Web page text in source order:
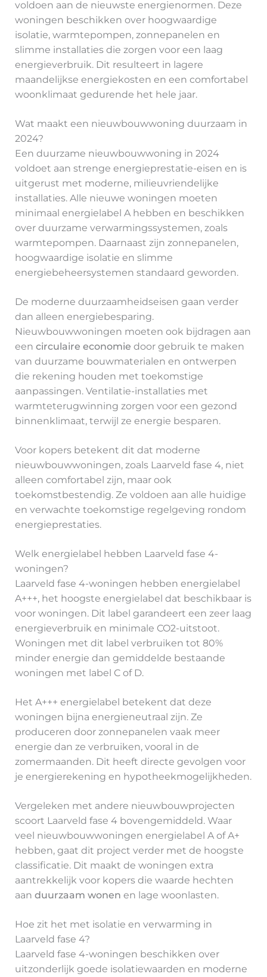
voldoen aan de nieuwste energienormen. Deze
woningen beschikken over hoogwaardige
isolatie, warmtepompen, zonnepanelen en
slimme installaties die zorgen voor een laag
energieverbruik. Dit resulteert in lagere
maandelijkse energiekosten en een comfortabel
woonklimaat gedurende het hele jaar.
Wat maakt een nieuwbouwwoning duurzaam in
2024?
Een duurzame nieuwbouwwoning in 2024
voldoet aan strenge energieprestatie-eisen en is
uitgerust met moderne, milieuvriendelijke
installaties. Alle nieuwe woningen moeten
minimaal energielabel A hebben en beschikken
over duurzame verwarmingssystemen, zoals
warmtepompen. Daarnaast zijn zonnepanelen,
hoogwaardige isolatie en slimme
energiebeheersystemen standaard geworden.
De moderne duurzaamheidseisen gaan verder
dan alleen energiebesparing.
Nieuwbouwwoningen moeten ook bijdragen aan
een circulaire economie door gebruik te maken
van duurzame bouwmaterialen en ontwerpen
die rekening houden met toekomstige
aanpassingen. Ventilatie-installaties met
warmteterugwinning zorgen voor een gezond
binnenklimaat, terwijl ze energie besparen.
Voor kopers betekent dit dat moderne
nieuwbouwwoningen, zoals Laarveld fase 4, niet
alleen comfortabel zijn, maar ook
toekomstbestendig. Ze voldoen aan alle huidige
en verwachte toekomstige regelgeving rondom
energieprestaties.
Welk energielabel hebben Laarveld fase 4-
woningen?
Laarveld fase 4-woningen hebben energielabel
A+++, het hoogste energielabel dat beschikbaar is
voor woningen. Dit label garandeert een zeer laag
energieverbruik en minimale CO2-uitstoot.
Woningen met dit label verbruiken tot 80%
minder energie dan gemiddelde bestaande
woningen met label C of D.
Het A+++ energielabel betekent dat deze
woningen bijna energieneutraal zijn. Ze
produceren door zonnepanelen vaak meer
energie dan ze verbruiken, vooral in de
zomermaanden. Dit heeft directe gevolgen voor
je energierekening en hypotheekmogelijkheden.
Vergeleken met andere nieuwbouwprojecten
scoort Laarveld fase 4 bovengemiddeld. Waar
veel nieuwbouwwoningen energielabel A of A+
hebben, gaat dit project verder met de hoogste
classificatie. Dit maakt de woningen extra
aantrekkelijk voor kopers die waarde hechten
aan duurzaam wonen en lage woonlasten.
Hoe zit het met isolatie en verwarming in
Laarveld fase 4?
Laarveld fase 4-woningen beschikken over
uitzonderlijk goede isolatiewaarden en moderne